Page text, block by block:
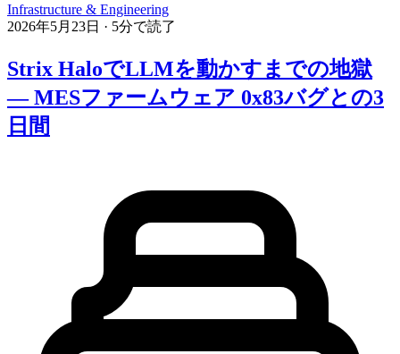
Infrastructure & Engineering
2026年5月23日 · 5分で読了
Strix HaloでLLMを動かすまでの地獄
— MESファームウェア 0x83バグとの3
日間